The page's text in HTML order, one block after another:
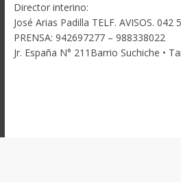
Director interino:
José Arias Padilla TELF. AVISOS. 042
PRENSA: 942697277 – 988338022
Jr. España N° 211Barrio Suchiche •